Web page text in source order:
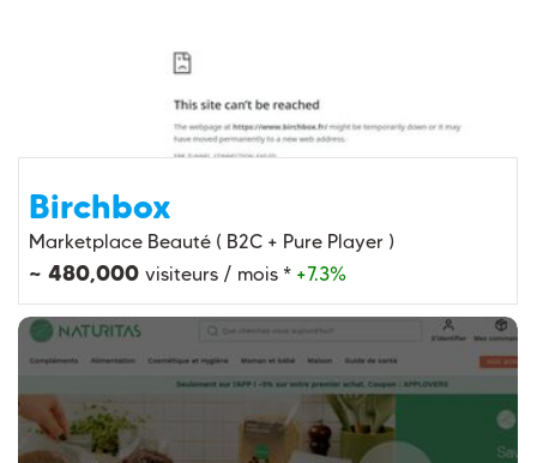
Birchbox
Marketplace Beauté ( B2C + Pure Player )
~ 480,000 visiteurs / mois * +7.3%